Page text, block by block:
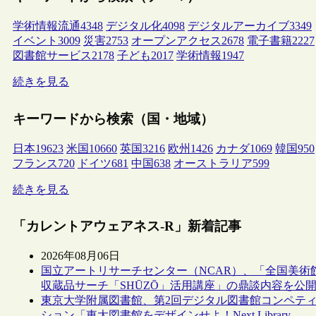
学術情報流通4348 デジタル化4098 デジタルアーカイブ3349
イベント 3009 災害2753 オープンアクセス2678 電子書籍2227
図書館サービス2178 子ども2017 学術情報1947
続きを見る
キーワードから検索（国・地域）
日本19623 米国 10660 英国3216 欧州 1426 カナダ1069 韓国950
フランス720 ドイツ681 中国638 オーストラリア599
続きを見る
「カレントアウェアネス-R」新着記事
2026年08月06日
国立アートリサーチセンター（NCAR）、「全国美術
収蔵品サーチ「SHŪZŌ」活用講座」の鼎談内容を公開
東京大学附属図書館、第2回デジタル図書館コンペティ